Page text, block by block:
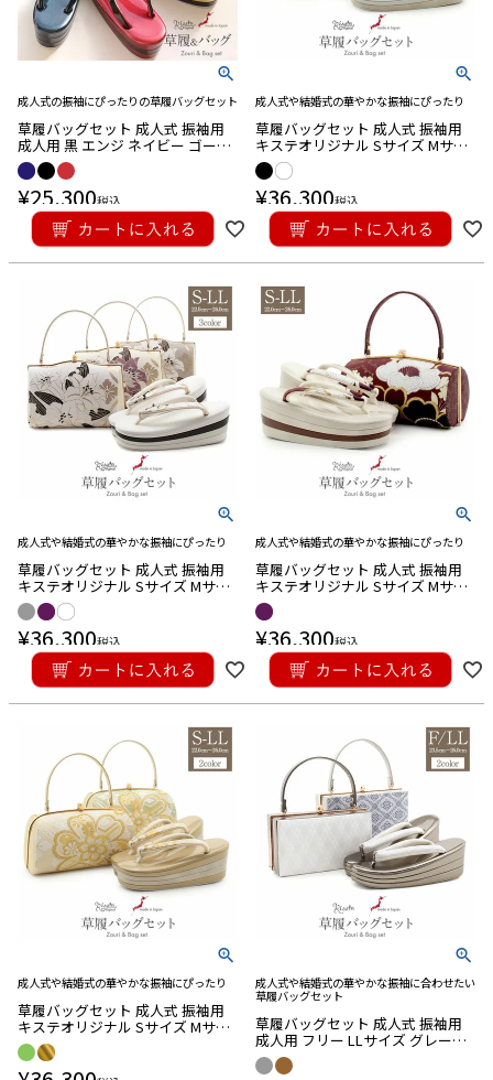
成人式の振袖にぴったりの草履バッグセット
草履バッグセット 成人式 振袖用
成人用 黒 エンジ ネイビー ゴール
ド エナメル 無地 ラメ 日本製 Sサ
イズ Lサイズ LLサイズ フリーサイ
ズ
¥25,300税込
成人式や結婚式の華やかな振袖にぴったり
草履バッグセット 成人式 振袖用
キステオリジナル Sサイズ Mサイ
ズ Lサイズ LLサイズ 黒 白 銀 アラ
ベスク 西陣織 4枚芯 ハイヒール
厚底
¥36,300税込
成人式や結婚式の華やかな振袖にぴったり
草履バッグセット 成人式 振袖用
キステオリジナル Sサイズ Mサイ
ズ Lサイズ LLサイズ 灰 白 紫 百合
西陣織 帯地 合皮 4枚芯 ハイヒー
ル 厚底
¥36,300税込
成人式や結婚式の華やかな振袖にぴったり
草履バッグセット 成人式 振袖用
キステオリジナル Sサイズ Mサイ
ズ Lサイズ LLサイズ あずき 紫 椿
西陣織 エナメル 4枚芯 ハイヒール
厚底
¥36,300税込
成人式や結婚式の華やかな振袖にぴったり
草履バッグセット 成人式 振袖用
キステオリジナル Sサイズ Mサイ
ズ Lサイズ LLサイズ 金 緑 華紋 帯
地 4枚芯 ハイヒール 厚底
成人式や結婚式の華やかな振袖に合わせたい
草履バッグセット
草履バッグセット 成人式 振袖用
成人用 フリー LLサイズ グレージ
ュ メタリック アーガイル 花菱 帯
地 エナメル 3枚芯